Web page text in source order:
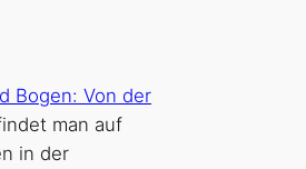
Bogen: Von der
in der